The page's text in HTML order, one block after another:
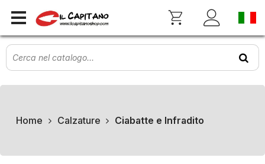
Home Calzature Ciabatte e Infradito